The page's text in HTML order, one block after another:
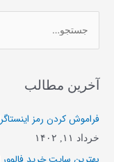
س
جآخرین مطالب
فراموش کردن رمز
خرداد ۱۱, ۱۴۰۲